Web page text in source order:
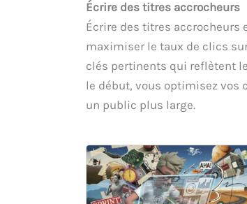
Écrire des titres accrocheurs
Écrire des titres accrocheurs
maximiser le taux de clics
clés pertinents qui reflètent
le début, vous optimisez vos
un public plus large.